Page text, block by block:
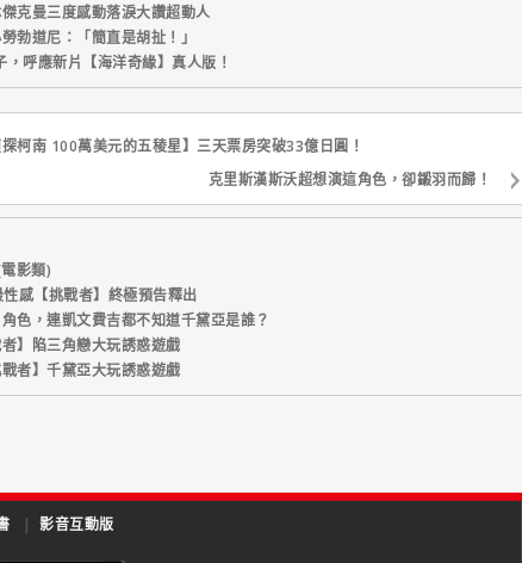
克曼三度感動落淚大讚超動人
勃道尼：「簡直是胡扯！」
呼應新片【海洋奇緣】真人版！
柯南 100萬美元的五稜星】三天票房突破33億日圓！
克里斯漢斯沃超想演這角色，卻鎩羽而歸！
影類)
感【挑戰者】終極預告釋出
色，連凱文費吉都不知道千黛亞是誰？
】陷三角戀大玩誘惑遊戲
者】千黛亞大玩誘惑遊戲
| 影音互動版